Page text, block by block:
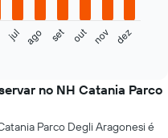
jul ago set out nov dez
no NH Catania Parco
Parco Degli Aragonesi é